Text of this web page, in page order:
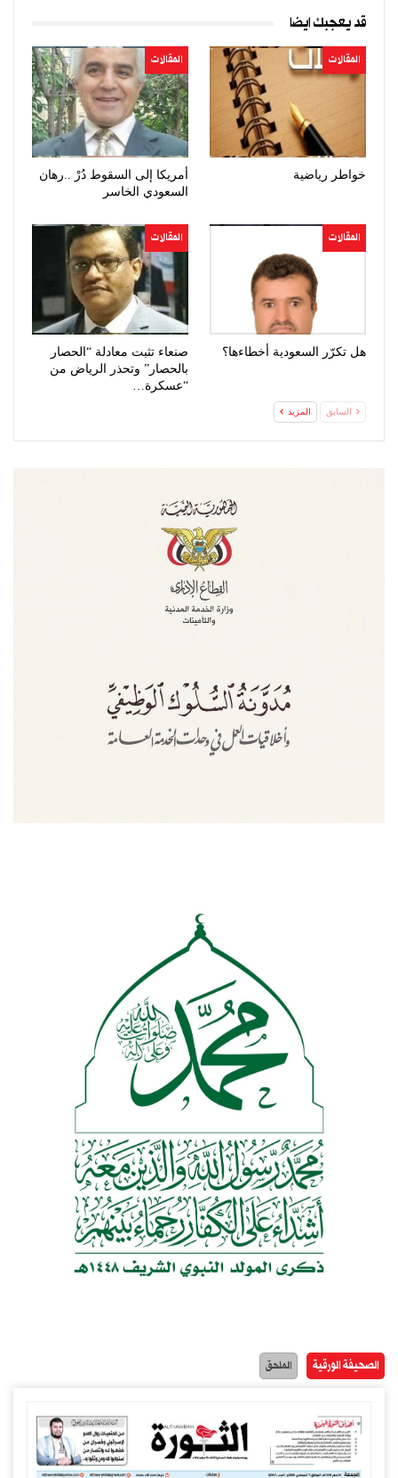
قد يعجبك ايضا
المقالات
خواطر رياضية
المقالات
أمريكا إلى السقوط دُرْ ..رهان
السعودي الخاسر
المقالات
هل تكرّر السعودية أخطاءها؟
المقالات
صنعاء تثبت معادلة “الحصار
بالحصار” وتحذر الرياض من
“عسكرة…
السابق المزيد
الصحيفة الورقية الملحق